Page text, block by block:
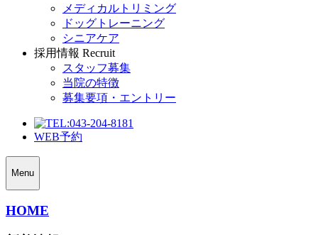
メディカルトリミング
ドッグトレーニング
シニアケア
採用情報 Recruit
スタッフ募集
当院の特徴
募集要項・エントリー
043-204-8181
WEB予約
Menu
HOME